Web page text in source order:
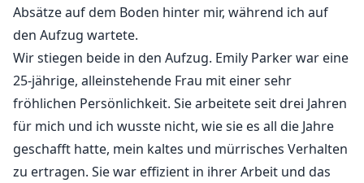
Absätze auf dem Boden hinter mir, während ich auf
den Aufzug wartete.
Wir stiegen beide in den Aufzug. Emily Parker war eine
25-jährige, alleinstehende Frau mit einer sehr
fröhlichen Persönlichkeit. Sie arbeitete seit drei Jahren
für mich und ich wusste nicht, wie sie es all die Jahre
geschafft hatte, mein kaltes und mürrisches Verhalten
zu ertragen. Sie war effizient in ihrer Arbeit und das